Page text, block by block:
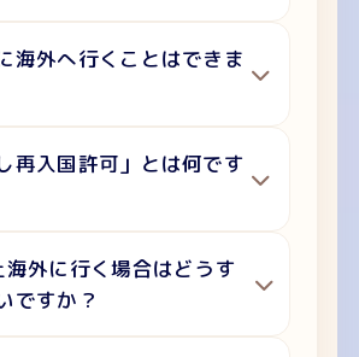
海外へ行くことはできま
再入国許可」とは何です
海外に行く場合はどうす
ですか？